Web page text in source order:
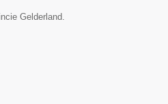
Gelderland.